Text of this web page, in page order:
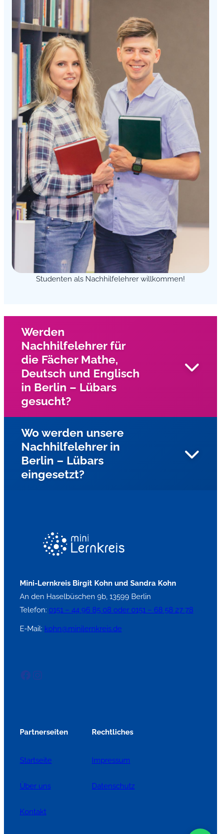
Studenten als Nachhilfelehrer willkommen!
Werden
Nachhilfelehrer für
die Fächer Mathe,
Deutsch und Englisch
in Berlin – Lübars
gesucht?
Wir suchen in ganz Berlin nach engagierten
Nachhilfelehrern für die Fächer Mathe, Deutsch, und
Englisch?
Wo werden unsere
Nachhilfelehrer in
Berlin – Lübars
eingesetzt?
Hause und geben Einzelnachhilfe. Auf Wunsch können
unsere Nachhilfelehrer auch in Kleingruppen an Berlinern
Schulen eingesetzt werden.
Mini-Lernkreis Birgit Kohn und Sandra Kohn
An den Haselbüschen 9b, 13599 Berlin
Telefon: 0151 – 44 96 85 08 oder 0151 – 68 58 27 78
E-Mail: kohn@minilernkreis.de
Facebook
Instagram
Partnerseiten
Startseite
Über uns
Kontakt
Rechtliches
Impressum
Datenschutz